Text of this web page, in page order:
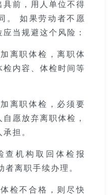
前，用人单位不得
。 如果劳动者不愿
当规避这个风险：
离职体检，离职体
内容、体检时间等
离职体检，必须要
愿放弃离职体检，
担。
查机构取回体检报
离职手续办理。
检不合格，则尽快